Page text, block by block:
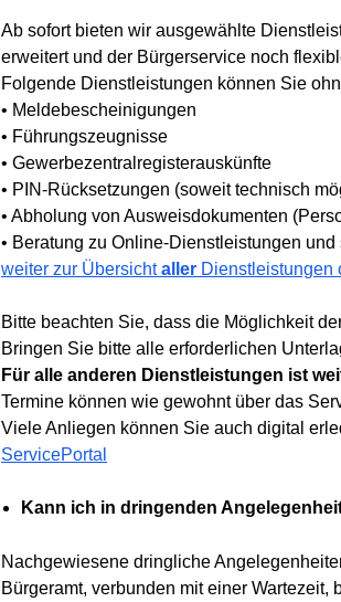
Ab sofort bieten wir ausgewählte
erweitert und der Bürgerservice noch
Folgende Dienstleistungen können Sie
• Meldebescheinigungen
• Führungszeugnisse
• Gewerbezentralregisterauskünfte
• PIN-Rücksetzungen (soweit technisch
• Abholung von Ausweisdokumenten
• Beratung zu Online-Dienstleistungen
weiter zur Übersichtaller Dienstleistungen
Bitte beachten Sie, dass die Möglichkeit
Bringen Sie bitte alle erforderlichen
Für alle anderen Dienstleistungen ist
Termine können wie gewohnt über das
Viele Anliegen können Sie auch digital
ServicePortal
Kann ich in dringenden
Nachgewiesene dringliche
Bürgeramt, verbunden mit einer Wartezeit,